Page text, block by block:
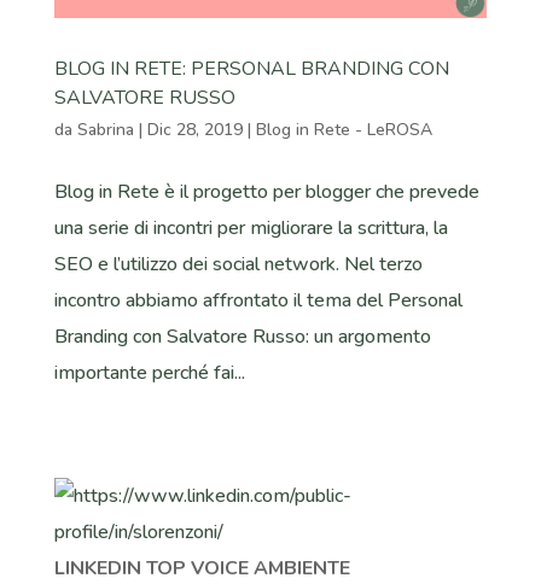
BLOG IN RETE: PERSONAL BRANDING CON
SALVATORE RUSSO
da Sabrina | Dic 28, 2019| Blog in Rete - LeROSA
Blog in Rete è il progetto per blogger che prevede
una serie di incontri per migliorare la scrittura, la
SEO e l’utilizzo dei social network. Nel terzo
incontro abbiamo affrontato il tema del Personal
Branding con Salvatore Russo: un argomento
importante perché fai...
LINKEDIN TOP VOICE AMBIENTE